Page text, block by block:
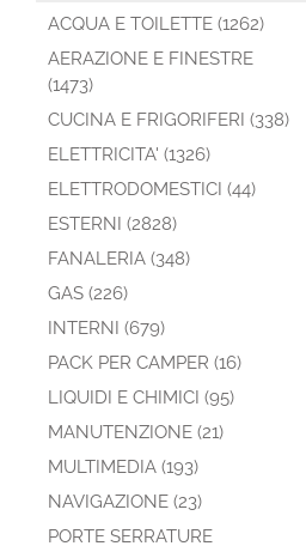
ACQUA E TOILETTE (1262)
AERAZIONE E FINESTRE
(1473)
CUCINA E FRIGORIFERI (338)
ELETTRICITA' (1326)
ELETTRODOMESTICI (44)
ESTERNI (2828)
FANALERIA (348)
GAS (226)
INTERNI (679)
PACK PER CAMPER (16)
LIQUIDI E CHIMICI (95)
MANUTENZIONE (21)
MULTIMEDIA (193)
NAVIGAZIONE (23)
PORTE SERRATURE